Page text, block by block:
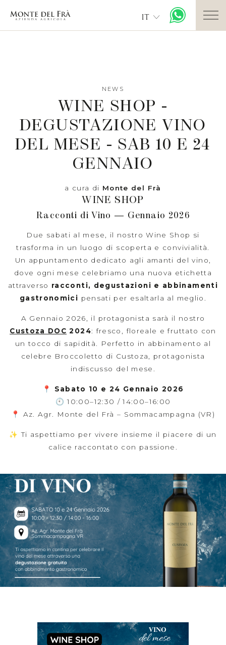
IT
NEWS
WINE SHOP -
DEGUSTAZIONE VINO
DEL MESE - SAB 10 E 24
GENNAIO
a cura di Monte del Frà
WINE SHOP
Racconti di Vino — Gennaio 2026
Due sabati al mese, il nostro Wine Shop si
trasforma in un luogo di scoperta e convivialità.
Un appuntamento dedicato agli amanti del vino,
dove ogni mese celebriamo una nuova etichetta
attraverso racconti, degustazioni e abbinamenti
gastronomici pensati per esaltarla al meglio.
A Gennaio 2026, il protagonista sarà il nostro
Custoza DOC 2024: fresco, floreale e fruttato con
un tocco di sapidità. Perfetto in abbinamento al
celebre Broccoletto di Custoza, protagonista
indiscusso del mese.
📍 Sabato 10 e 24 Gennaio 2026
🕙 10:00–12:30 / 14:00–16:00
📍 Az. Agr. Monte del Frà – Sommacampagna (VR)
✨ Ti aspettiamo per vivere insieme il piacere di un
calice raccontato con passione.